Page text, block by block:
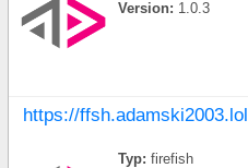
Version: 1.0.3
https://ffsh.adamski2003.lol
Typ: firefish